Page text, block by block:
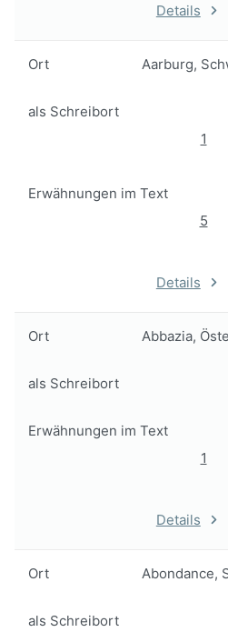
Details
Ort Aarburg,
als Schreibort
1
Erwähnungen im Text
5
Details
Ort Abbazia,
als Schreibort
Erwähnungen im Text
1
Details
Ort Abondance,
als Schreibort